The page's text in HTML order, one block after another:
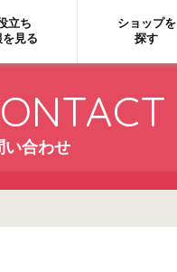
立ち
見る
ショップを
探す
い合わせ